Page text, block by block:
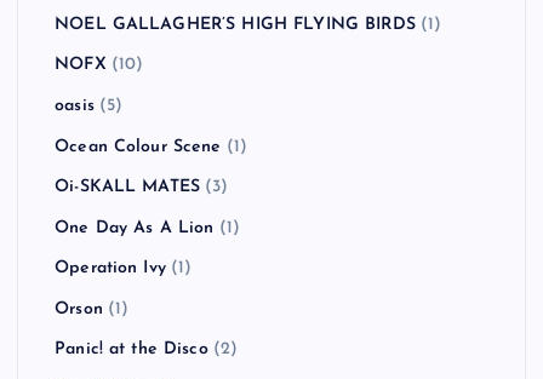
NOEL GALLAGHER’S HIGH FLYING BIRDS(1)
NOFX (10)
oasis(5)
Ocean Colour Scene (1)
Oi-SKALL MATES (3)
One Day As A Lion (1)
Operation Ivy(1)
Orson (1)
Panic! at the Disco(2)